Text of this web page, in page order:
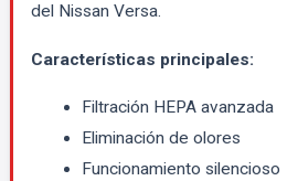
del Nissan Versa.
Características principales:
Filtración HEPA avanzada
Eliminación de olores
Funcionamiento silencioso